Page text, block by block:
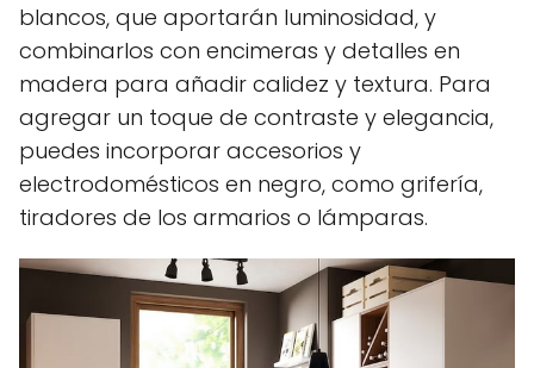
blancos, que aportarán luminosidad, y
combinarlos con encimeras y detalles en
madera para añadir calidez y textura. Para
agregar un toque de contraste y elegancia,
puedes incorporar accesorios y
electrodomésticos en negro, como grifería,
tiradores de los armarios o lámparas.